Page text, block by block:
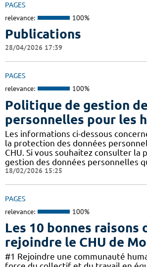
PAGES
relevance: 100%
Publications
28/04/2026 17:39
PAGES
relevance: 100%
Politique de gestion
personnelles pour les
Les informations ci-dessous
la protection des données
CHU. Si vous souhaitez consulter la
gestion des données personnelles
18/02/2026 15:25
PAGES
relevance: 100%
Les 10 bonnes raisons
rejoindre le CHU de
#1 Rejoindre une communauté